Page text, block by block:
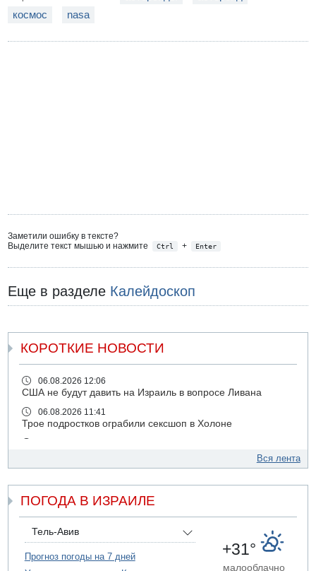
космос
nasa
Заметили ошибку в тексте?
Выделите текст мышью и нажмите
Ctrl + Enter
Еще в разделе Калейдоскоп
КОРОТКИЕ НОВОСТИ
06.08.2026 12:06
США не будут давить на Израиль в вопросе Ливана
06.08.2026 11:41
Трое подростков ограбили сексшоп в Холоне
Украинская атака на российский НПЗ
05.08.2026 18:30
Израиль провел испытания системы противоракетной
обороны "Хец"
МАДА призывает израильтян срочно сдавать кровь
Вся лента
ПОГОДА В ИЗРАИЛЕ
Тель-Авив
Прогноз погоды на 7 дней
+31°
малооблачно